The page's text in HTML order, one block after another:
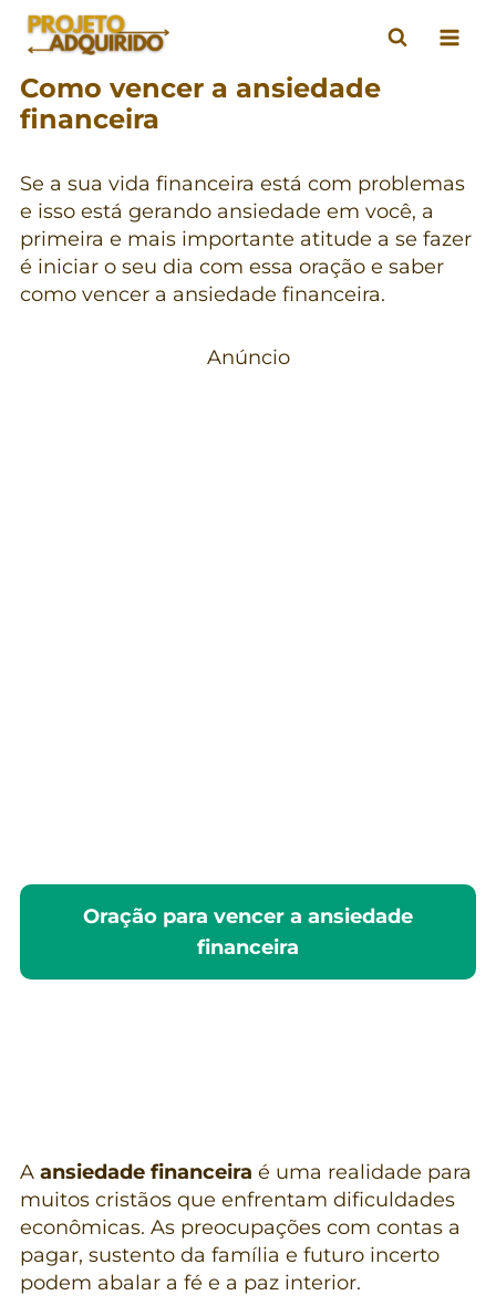
Pular
para
Conteúdo
Como vencer a ansiedade
financeira
Se a sua vida financeira está com problemas
e isso está gerando ansiedade em você, a
primeira e mais importante atitude a se fazer
é iniciar o seu dia com essa oração e saber
como vencer a ansiedade financeira.
Anúncio
Oração para vencer a ansiedade
financeira
A ansiedade financeira é uma realidade para
muitos cristãos que enfrentam dificuldades
econômicas. As preocupações com contas a
pagar, sustento da família e futuro incerto
podem abalar a fé e a paz interior.